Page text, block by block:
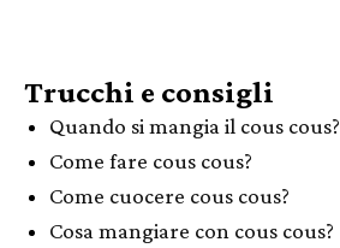
Trucchi e consigli
Quando si mangia il cous cous?
Come fare cous cous?
Come cuocere cous cous?
Cosa mangiare con cous cous?